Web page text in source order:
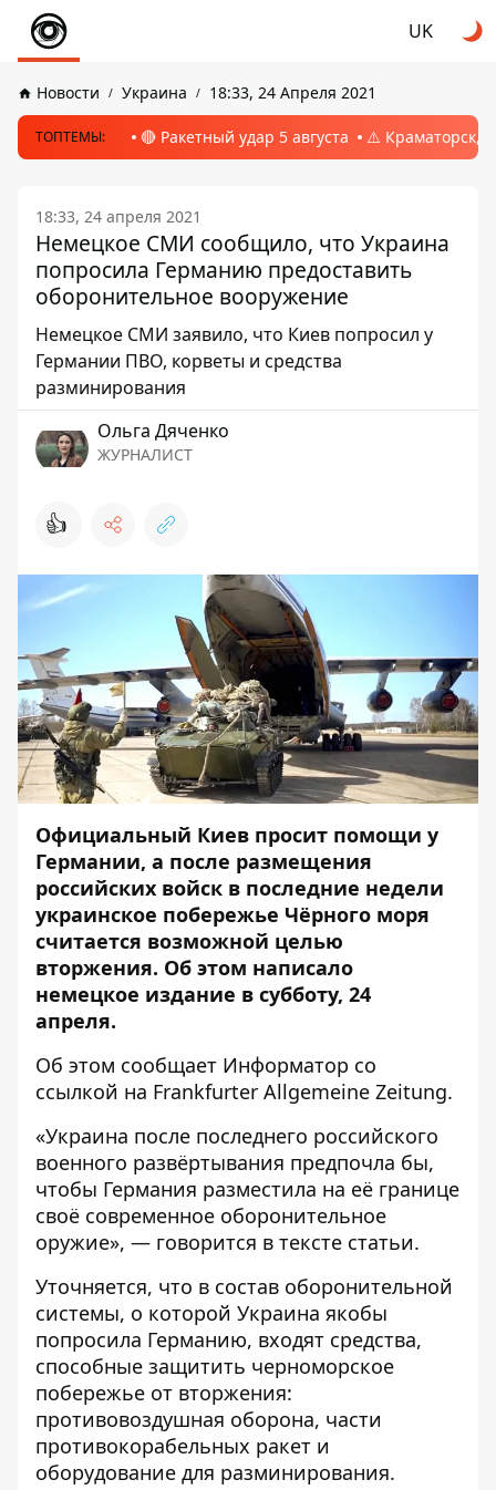
UK
Новости Украина 18:33, 24 Апреля 2021
ТОПТЕМЫ: 🔴 Ракетный удар 5 августа ⚠️ Краматорск,
18:33, 24 апреля 2021
Немецкое СМИ сообщило, что Украина
попросила Германию предоставить
оборонительное вооружение
Немецкое СМИ заявило, что Киев попросил у
Германии ПВО, корветы и средства
разминирования
Ольга Дяченко
ЖУРНАЛИСТ
👍
Официальный Киев просит помощи у
Германии, а после размещения
российских войск в последние недели
украинское побережье Чёрного моря
считается возможной целью
вторжения. Об этом написало
немецкое издание в субботу, 24
апреля.
Об этом сообщает Информатор со
ссылкой на Frankfurter Allgemeine Zeitung.
«Украина после последнего российского
военного развёртывания предпочла бы,
чтобы Германия разместила на её границе
своё современное оборонительное
оружие», — говорится в тексте статьи.
Уточняется, что в состав оборонительной
системы, о которой Украина якобы
попросила Германию, входят средства,
способные защитить черноморское
побережье от вторжения:
противовоздушная оборона, части
противокорабельных ракет и
оборудование для разминирования.